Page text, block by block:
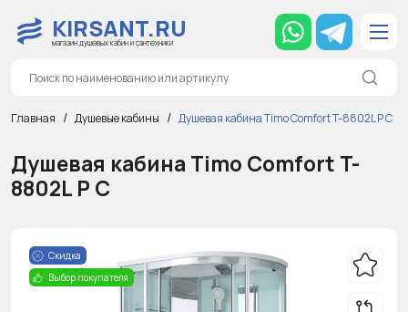
KIRSANT.RU
магазин душевых кабин и сантехники
Главная Душевые кабины Душевая кабина Timo Comfort T-8802L P C
Душевая кабина Timo Comfort T-
8802L P C
Скидка
Выбор покупателя